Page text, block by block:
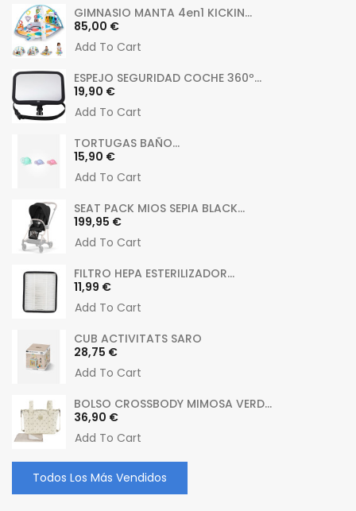
GIMNASIO MANTA 4en1 KICKIN...
Precio
85,00 €
Add To Cart
ESPEJO SEGURIDAD COCHE 360º...
Precio
19,90 €
Add To Cart
TORTUGAS BAÑO...
Precio
15,90 €
Add To Cart
SEAT PACK MIOS SEPIA BLACK...
Precio
199,95 €
Add To Cart
FILTRO HEPA ESTERILIZADOR...
Precio
11,99 €
Add To Cart
CUB ACTIVITATS SARO
Precio
28,75 €
Add To Cart
BOLSO CROSSBODY MIMOSA VERD...
Precio
36,90 €
Add To Cart
Todos Los Más Vendidos